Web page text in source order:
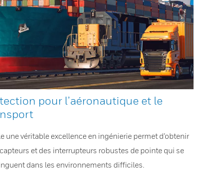
pour l’aéronautique et le
une véritable excellence en ingénierie permet d’obtenir
et des interrupteurs robustes de pointe qui se
dans les environnements difficiles.